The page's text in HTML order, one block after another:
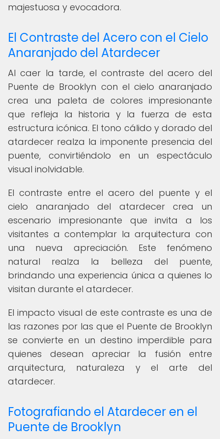
majestuosa y evocadora.
El Contraste del Acero con el Cielo
Anaranjado del Atardecer
Al caer la tarde, el contraste del acero del
Puente de Brooklyn con el cielo anaranjado
crea una paleta de colores impresionante
que refleja la historia y la fuerza de esta
estructura icónica. El tono cálido y dorado del
atardecer realza la imponente presencia del
puente, convirtiéndolo en un espectáculo
visual inolvidable.
El contraste entre el acero del puente y el
cielo anaranjado del atardecer crea un
escenario impresionante que invita a los
visitantes a contemplar la arquitectura con
una nueva apreciación. Este fenómeno
natural realza la belleza del puente,
brindando una experiencia única a quienes lo
visitan durante el atardecer.
El impacto visual de este contraste es una de
las razones por las que el Puente de Brooklyn
se convierte en un destino imperdible para
quienes desean apreciar la fusión entre
arquitectura, naturaleza y el arte del
atardecer.
Fotografiando el Atardecer en el
Puente de Brooklyn